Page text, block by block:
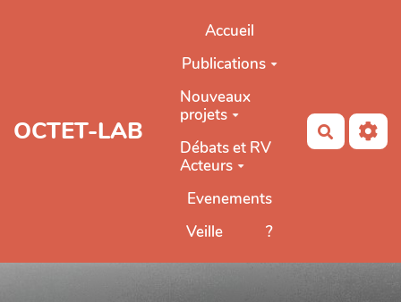
OCTET-LAB
Accueil
Publications
Nouveaux
projets
Débats et RV
Acteurs
Evenements
Veille
?